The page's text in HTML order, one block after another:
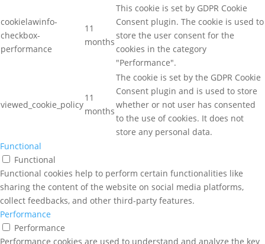
cookielawinfo-
checkbox-
performance
11
months
This cookie is set by GDPR Cookie
Consent plugin. The cookie is used to
store the user consent for the
cookies in the category
"Performance".
viewed_cookie_policy
11
months
The cookie is set by the GDPR Cookie
Consent plugin and is used to store
whether or not user has consented
to the use of cookies. It does not
store any personal data.
Functional
Functional
Functional cookies help to perform certain functionalities like
sharing the content of the website on social media platforms,
collect feedbacks, and other third-party features.
Performance
Performance
Performance cookies are used to understand and analyze the key